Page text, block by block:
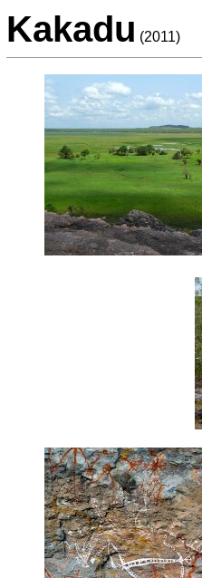
Kakadu (2011)